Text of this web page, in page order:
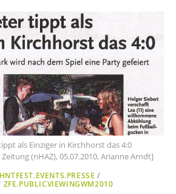
als Einziger in Kirchhorst das 4:0
(nHAZ), 05.07.2010, Arianne Arndt]
/
ZFE.PUBLICVIEWINGWM2010